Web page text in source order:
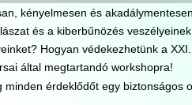
kényelmesen és
és a kiberbűnözés
Hogyan védekezhetünk a
által megtartandó workshopra!
érdeklődőt egy biztonságos